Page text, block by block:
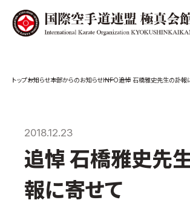
大山倍達総裁
松井章奎館長
極真の歴史
お知らせ本部からのお知らせINFO追悼 石橋雅史先生の訃報
2018.12.23
追悼 石橋雅史先
報に寄せて